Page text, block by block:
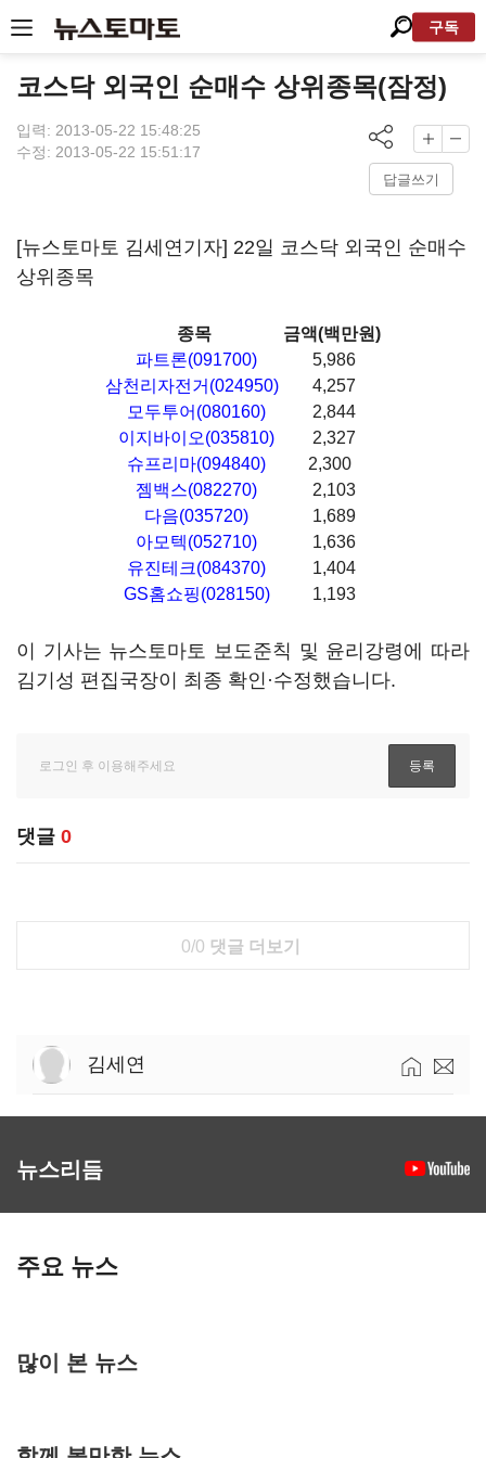
구독
코스닥 외국인 순매수 상위종목(잠정)
입력: 2013-05-22 15:48:25
수정: 2013-05-22 15:51:17
답글쓰기
[뉴스토마토 김세연기자] 22일 코스닥 외국인 순매수
상위종목
종목
금액(백만원)
파트론(091700)
5,986
삼천리자전거(024950)
4,257
모두투어(080160)
2,844
이지바이오(035810)
2,327
슈프리마(094840)
2,300
젬백스(082270)
2,103
다음(035720)
1,689
아모텍(052710)
1,636
유진테크(084370)
1,404
GS홈쇼핑(028150)
1,193
이 기사는 뉴스토마토 보도준칙 및 윤리강령에 따라
김기성 편집국장이 최종 확인·수정했습니다.
댓글 0
0/0 댓글 더보기
김세연
뉴스리듬
주요 뉴스
많이 본 뉴스